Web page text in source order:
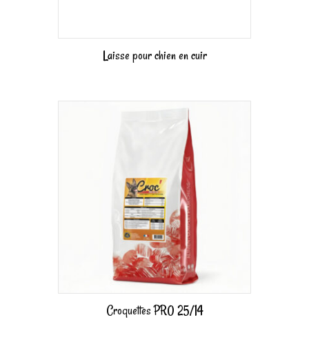
Laisse pour chien en cuir
Croquettes PRO 25/14